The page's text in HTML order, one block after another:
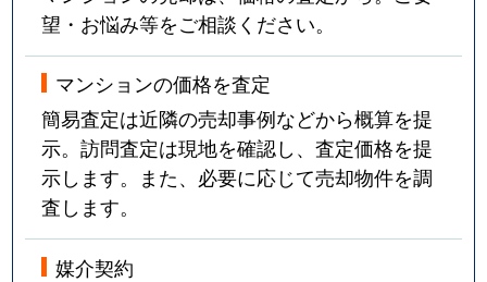
望・お悩み等をご相談ください。
マンションの価格を査定
簡易査定は近隣の売却事例などから概算を提
示。訪問査定は現地を確認し、査定価格を提
示します。また、必要に応じて売却物件を調
査します。
媒介契約